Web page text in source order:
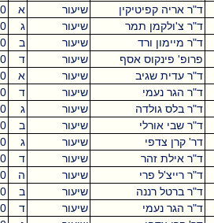
שיעור 14:00
16:00
שיעור 14:00
16:00
שיעור 10:00
12:00
שיעור 14:00
16:00
שיעור 12:00
14:00
שיעור
18:00
20:00
שיעור 12:00
14:00
שיעור
16:00
18:00
שיעור
16:00
18:00
שיעור
16:00
18:00
שיעור
14:00
16:00
שיעור 10:00
12:00
שיעור
18:00
20:00